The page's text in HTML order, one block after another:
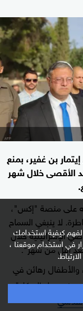
كيفية استخدامك
في استخدام موقعنا ،
بن غفير، بمنع
الأقصى خلال شهر
على منصة "إكس"،
لا ينبغي السماح
الإسرائيلية خلال
أقل من شهر".
والأطفال رهائن في
في جبل الهيكل"،